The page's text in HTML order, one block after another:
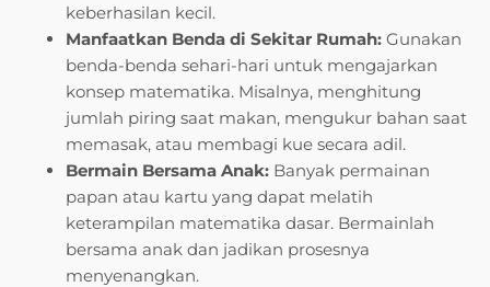
keberhasilan kecil.
Manfaatkan Benda di Sekitar Rumah: Gunakan
benda-benda sehari-hari untuk mengajarkan
konsep matematika. Misalnya, menghitung
jumlah piring saat makan, mengukur bahan saat
memasak, atau membagi kue secara adil.
Bermain Bersama Anak: Banyak permainan
papan atau kartu yang dapat melatih
keterampilan matematika dasar. Bermainlah
bersama anak dan jadikan prosesnya
menyenangkan.